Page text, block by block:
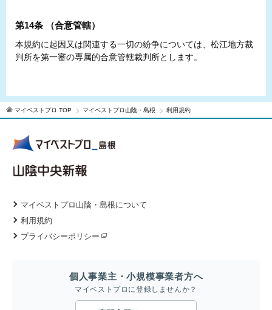
第14条 （合意管轄）
本規約に起因又は関連する一切の紛争については、松江地方裁
判所を第一審の専属的合意管轄裁判所とします。
マイベストプロ TOP マイベストプロ山陰・島根 利用規約
マイベストプロ山陰・島根について
利用規約
プライバシーポリシー
個人事業主・小規模事業者方へ
マイベストプロに登録しませんか？